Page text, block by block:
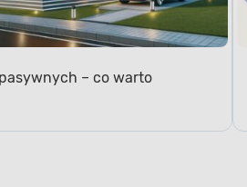
– co warto